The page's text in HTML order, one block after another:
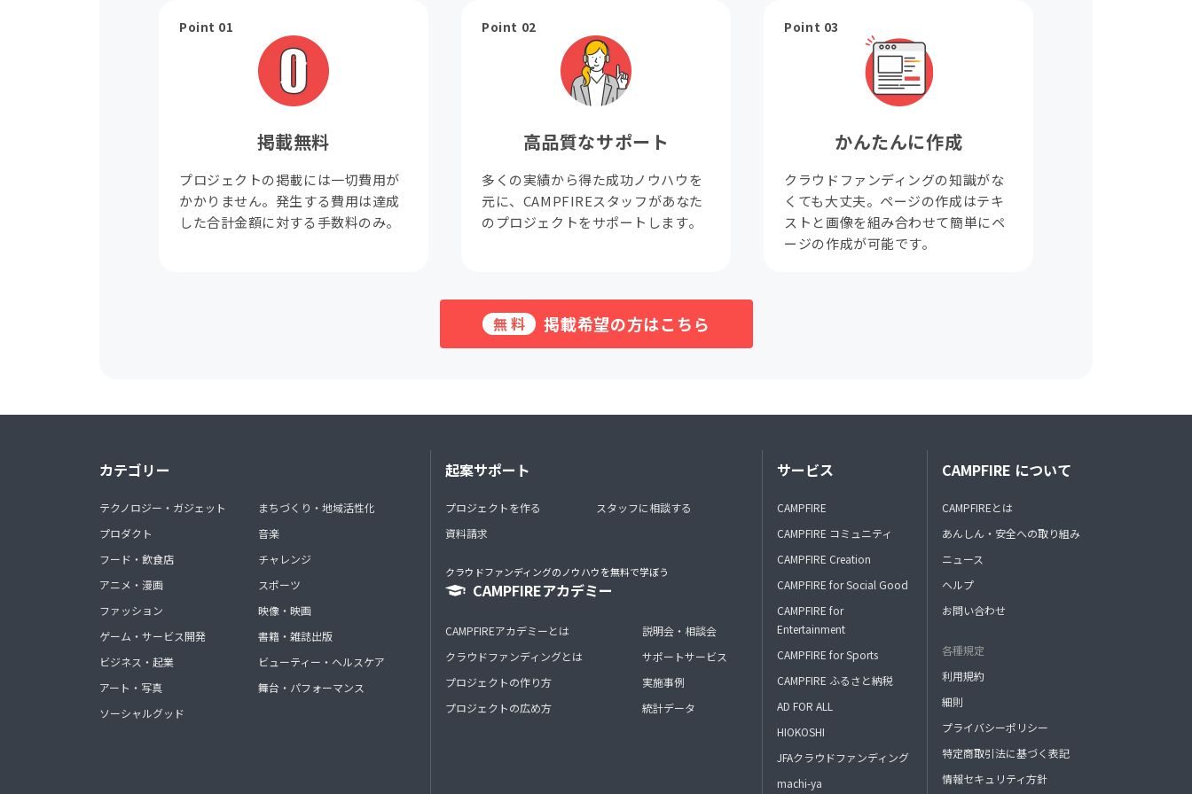
Point 01
掲載無料
プロジェクトの掲載には一切費用が
かかりません。発生する費用は達成
した合計金額に対する手数料のみ。
Point 02
高品質なサポート
多くの実績から得た成功ノウハウを
元に、CAMPFIREスタッフがあなた
のプロジェクトをサポートします。
Point 03
かんたんに作成
クラウドファンディングの知識がな
くても大丈夫。ページの作成はテキ
ストと画像を組み合わせて簡単にペ
ージの作成が可能です。
無料 掲載希望の方はこちら
カテゴリー
テクノロジー・ガジェット
プロダクト
フード・飲食店
アニメ・漫画
ファッション
ゲーム・サービス開発
ビジネス・起業
アート・写真
ソーシャルグッド
まちづくり・地域活性化
音楽
チャレンジ
スポーツ
映像・映画
書籍・雑誌出版
ビューティー・ヘルスケア
舞台・パフォーマンス
起案サポート
プロジェクトを作る
資料請求
スタッフに相談する
クラウドファンディングのノウハウを無料で学ぼう
CAMPFIREアカデミー
CAMPFIREアカデミーとは
クラウドファンディングとは
プロジェクトの作り方
プロジェクトの広め方
説明会・相談会
サポートサービス
実施事例
統計データ
サービス
CAMPFIRE
CAMPFIRE コミュニティ
CAMPFIRE Creation
CAMPFIRE for Social Good
CAMPFIRE for
Entertainment
CAMPFIRE for Sports
CAMPFIRE ふるさと納税
AD FOR ALL
HIOKOSHI
JFAクラウドファンディング
machi-ya
CAMPFIRE について
CAMPFIREとは
あんしん・安全への取り組み
ニュース
ヘルプ
お問い合わせ
各種規定
利用規約
細則
プライバシーポリシー
特定商取引法に基づく表記
情報セキュリティ方針